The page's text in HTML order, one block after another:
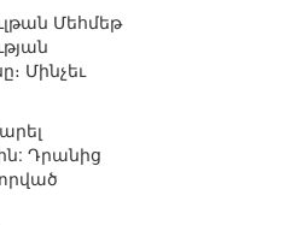
Մեհմեթ
Մինչեւ
Դրանից